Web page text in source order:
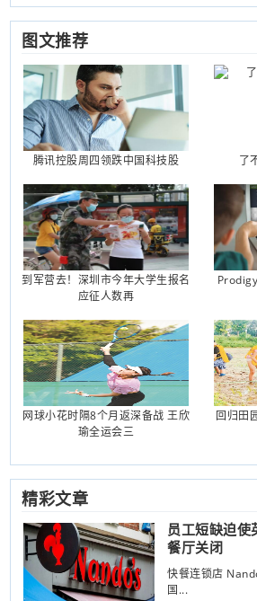
图文推荐
腾讯控股周四领跌中国科技股 了
到军营去！深圳市今年大学生报名
应征人数再
网球小花时隔8个月返深备战 王欣
瑜全运会三
回归田
精彩文章
员工短缺迫
餐厅关闭
快餐连锁店
国...